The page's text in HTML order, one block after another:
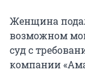
Женщина
возможном
суд с
компании